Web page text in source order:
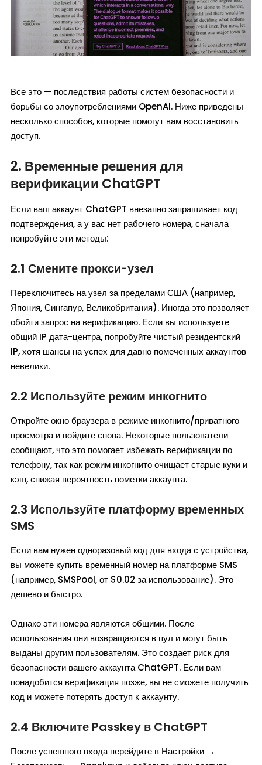
Все это — последствия работы систем безопасности и
борьбы со злоупотреблениями OpenAI. Ниже приведены
несколько способов, которые помогут вам восстановить
доступ.
2. Временные решения для
верификации ChatGPT
Если ваш аккаунт ChatGPT внезапно запрашивает код
подтверждения, а у вас нет рабочего номера, сначала
попробуйте эти методы:
2.1 Смените прокси-узел
Переключитесь на узел за пределами США (например,
Япония, Сингапур, Великобритания). Иногда это позволяет
обойти запрос на верификацию. Если вы используете
общий IP дата-центра, попробуйте чистый резидентский
IP, хотя шансы на успех для давно помеченных аккаунтов
невелики.
2.2 Используйте режим инкогнито
Откройте окно браузера в режиме инкогнито/приватного
просмотра и войдите снова. Некоторые пользователи
сообщают, что это помогает избежать верификации по
телефону, так как режим инкогнито очищает старые куки и
кэш, снижая вероятность пометки аккаунта.
2.3 Используйте платформу временных
SMS
Если вам нужен одноразовый код для входа с устройства,
вы можете купить временный номер на платформе SMS
(например, SMSPool, от $0.02 за использование). Это
дешево и быстро.
Однако эти номера являются общими. После
использования они возвращаются в пул и могут быть
выданы другим пользователям. Это создает риск для
безопасности вашего аккаунта ChatGPT. Если вам
понадобится верификация позже, вы не сможете получить
код и можете потерять доступ к аккаунту.
2.4 Включите Passkey в ChatGPT
После успешного входа перейдите в Настройки →